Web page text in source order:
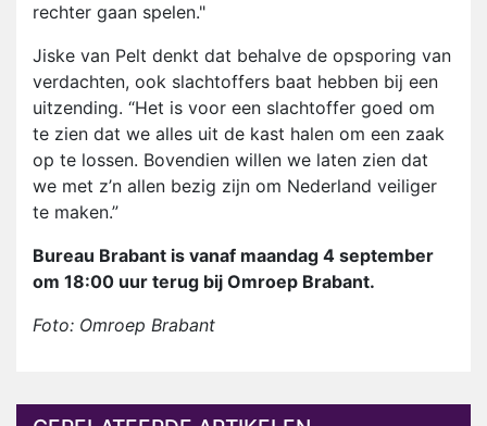
rechter gaan spelen."
Jiske van Pelt denkt dat behalve de opsporing van
verdachten, ook slachtoffers baat hebben bij een
uitzending. “Het is voor een slachtoffer goed om
te zien dat we alles uit de kast halen om een zaak
op te lossen. Bovendien willen we laten zien dat
we met z’n allen bezig zijn om Nederland veiliger
te maken.”
Bureau Brabant is vanaf maandag 4 september
om 18:00 uur terug bij Omroep Brabant.
Foto: Omroep Brabant